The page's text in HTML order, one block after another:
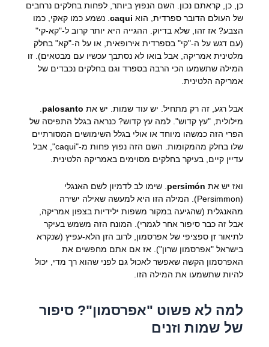
כן, כן, קראתם נכון. השם הנפוץ ביותר, לפחות בחלקים נרחבים
של העולם הדובר ספרדית, הוא caqui. נשמע כמו קאקי, כמו
הצבע? אז זהו, שלא בדיוק. ההגייה היא יותר קרוב ל-"קא-קי"
(עם דגש על ה-"קי" בספרדית אירופאית, או על ה-"קא" בחלק
מלטינית אמריקה, אבל בואו לא נסתבך עכשיו עם מבטאים). זו
המילה שתשמעו הכי הרבה בספרד וגם בחלקים נכבדים של
אמריקה הלטינית.
אבל רגע, זה רק מתחיל. יש עוד שמות. יש את palosanto
מילולית, "עץ קדוש". למה עץ קדוש? כנראה בגלל התפיסה של
הפרי הזה כמשהו מיוחד או אולי בגלל השימושים המסורתיים
שלו בחלק מהמקומות. השם הזה נפוץ פחות מ-"caqui", אבל
עדיין קיים, בעיקר בחלקים מסוימים באמריקה הלטינית.
ואז יש את persimón. שימו לב לדמיון לשם האנגלי
(Persimmon). המילה הזו היא למעשה שאילה ישירה
מהאנגלית (שהגיעה במקור משפות ילידיות בצפון אמריקה,
אבל זה כבר סיפור אחר לגמרי). המונח הזה משמש בעיקר
לתיאור זן ספציפי של אפרסמון, לרוב הזן הלא-עפיץ (שנקרא
בישראל "אפרסמון שרון"). אז אם אתם מחפשים את
האפרסמון הקשה שאפשר לאכול גם לפני שהוא רך מדי, יכול
להיות שתשמעו את המילה הזו.
למה לא פשוט "אפרסמון"? סיפור
של שמות וזנים